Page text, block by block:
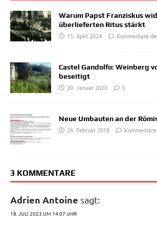
Warum Papst Franziskus
überlieferten Ritus stärkt
15. April 2024
Kommentare
Castel Gandolfo: Weinberg
beseitigt
20. Januar 2020
5
Neue Umbauten an der
26. Februar 2018
3 KOMMENTARE
Adrien Antoine sagt:
18. JULI 2023 UM 14:07 UHR